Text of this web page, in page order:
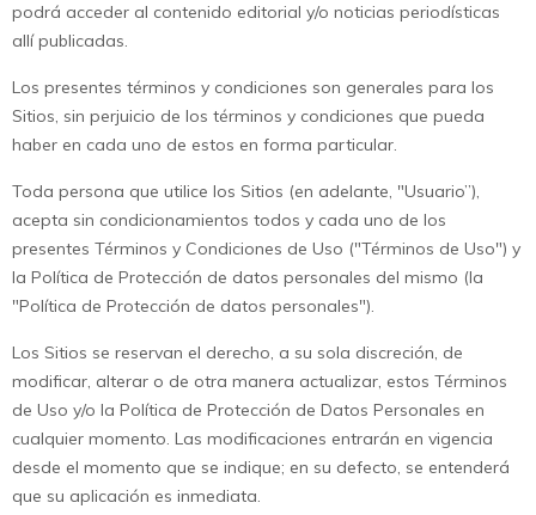
podrá acceder al contenido editorial y/o noticias periodísticas
allí publicadas.
Los presentes términos y condiciones son generales para los
Sitios, sin perjuicio de los términos y condiciones que pueda
haber en cada uno de estos en forma particular.
Toda persona que utilice los Sitios (en adelante, "Usuario”),
acepta sin condicionamientos todos y cada uno de los
presentes Términos y Condiciones de Uso ("Términos de Uso") y
la Política de Protección de datos personales del mismo (la
"Política de Protección de datos personales").
Los Sitios se reservan el derecho, a su sola discreción, de
modificar, alterar o de otra manera actualizar, estos Términos
de Uso y/o la Política de Protección de Datos Personales en
cualquier momento. Las modificaciones entrarán en vigencia
desde el momento que se indique; en su defecto, se entenderá
que su aplicación es inmediata.